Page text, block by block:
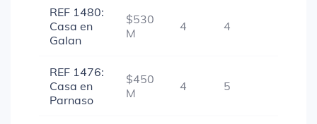
REF 1480:
Casa en
Galan
$530
M
4 4
REF 1476:
Casa en
Parnaso
$450
M
4 5